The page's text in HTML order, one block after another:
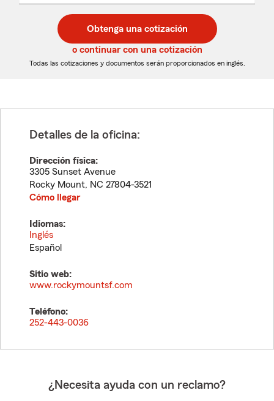
desplegable
de
5
dígitos
de
5
dígitos
Obtenga una cotización
o continuar con una cotización
Todas las cotizaciones y documentos serán proporcionados en inglés.
Detalles de la oficina:
Dirección física:
3305 Sunset Avenue
Rocky Mount, NC 27804-3521
Cómo llegar
Idiomas:
Inglés
Español
Sitio web:
www.rockymountsf.com
Teléfono:
252-443-0036
¿Necesita ayuda con un reclamo?